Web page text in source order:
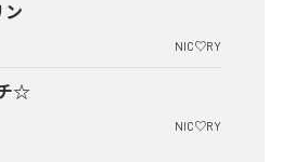
ン
NIC♡RY
☆
NIC♡RY